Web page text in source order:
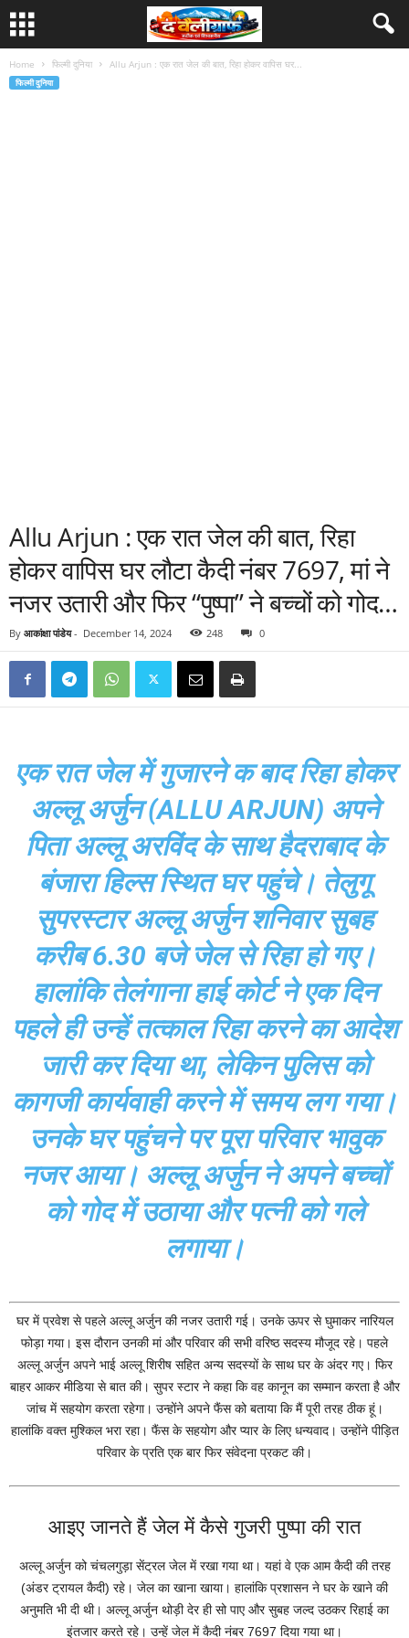
Home फिल्मी दुनिया Allu Arjun : एक रात जेल की बात, रिहा होकर वापिस घर...
फिल्मी दुनिया
Allu Arjun : एक रात जेल की बात, रिहा
होकर वापिस घर लौटा कैदी नंबर 7697, मां ने
नजर उतारी और फिर “पुष्पा” ने बच्चों को गोद…
By आकांक्षा पांडेय- December 14, 2024 248 0
एक रात जेल में गुजारने क बाद रिहा होकर
अल्लू अर्जुन (ALLU ARJUN) अपने
पिता अल्लू अरविंद के साथ हैदराबाद के
बंजारा हिल्स स्थित घर पहुंचे। तेलुगू
सुपरस्टार अल्लू अर्जुन शनिवार सुबह
करीब 6.30 बजे जेल से रिहा हो गए।
हालांकि तेलंगाना हाई कोर्ट ने एक दिन
पहले ही उन्हें तत्काल रिहा करने का आदेश
जारी कर दिया था, लेकिन पुलिस को
कागजी कार्यवाही करने में समय लग गया।
उनके घर पहुंचने पर पूरा परिवार भावुक
नजर आया। अल्लू अर्जुन ने अपने बच्चों
को गोद में उठाया और पत्नी को गले
लगाया।
घर में प्रवेश से पहले अल्लू अर्जुन की नजर उतारी गई। उनके ऊपर से घुमाकर नारियल
फोड़ा गया। इस दौरान उनकी मां और परिवार की सभी वरिष्ठ सदस्य मौजूद रहे। पहले
अल्लू अर्जुन अपने भाई अल्लू शिरीष सहित अन्य सदस्यों के साथ घर के अंदर गए। फिर
बाहर आकर मीडिया से बात की। सुपर स्टार ने कहा कि वह कानून का सम्मान करता है और
जांच में सहयोग करता रहेगा। उन्होंने अपने फैंस को बताया कि मैं पूरी तरह ठीक हूं।
हालांकि वक्त मुश्किल भरा रहा। फैंस के सहयोग और प्यार के लिए धन्यवाद। उन्होंने पीड़ित
परिवार के प्रति एक बार फिर संवेदना प्रकट की।
आइए जानते हैं जेल में कैसे गुजरी पुष्पा की रात
अल्लू अर्जुन को चंचलगुड़ा सेंट्रल जेल में रखा गया था। यहां वे एक आम कैदी की तरह
(अंडर ट्रायल कैदी) रहे। जेल का खाना खाया। हालांकि प्रशासन ने घर के खाने की
अनुमति भी दी थी। अल्लू अर्जुन थोड़ी देर ही सो पाए और सुबह जल्द उठकर रिहाई का
इंतजार करते रहे। उन्हें जेल में कैदी नंबर 7697 दिया गया था।